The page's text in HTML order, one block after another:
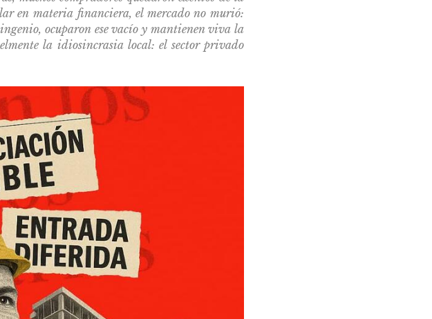
en materia financiera, el mercado no murió:
ocuparon ese vacío y mantienen viva la
la idiosincrasia local: el sector privado